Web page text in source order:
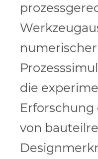
numerischer
die
von